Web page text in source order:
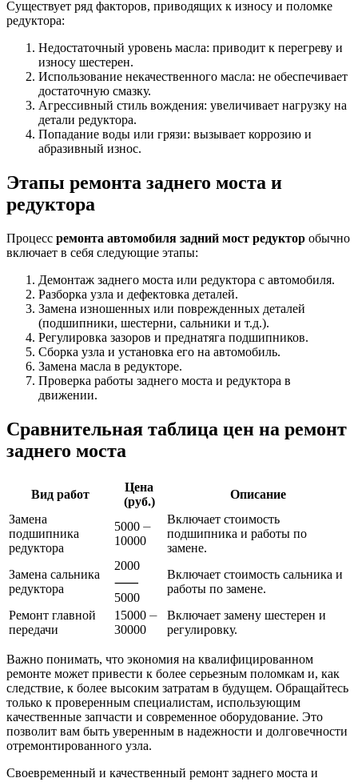
Существует ряд факторов, приводящих к износу и поломке
редуктора:
Недостаточный уровень масла: приводит к перегреву и
износу шестерен.
Использование некачественного масла: не обеспечивает
достаточную смазку.
Агрессивный стиль вождения: увеличивает нагрузку на
детали редуктора.
Попадание воды или грязи: вызывает коррозию и
абразивный износ.
Этапы ремонта заднего моста и
редуктора
Процесс ремонта автомобиля задний мост редуктор обычно
включает в себя следующие этапы:
Демонтаж заднего моста или редуктора с автомобиля.
Разборка узла и дефектовка деталей.
Замена изношенных или поврежденных деталей
(подшипники, шестерни, сальники и т.д.).
Регулировка зазоров и преднатяга подшипников.
Сборка узла и установка его на автомобиль.
Замена масла в редукторе.
Проверка работы заднего моста и редуктора в
движении.
Сравнительная таблица цен на ремонт
заднего моста
Вид работ
Цена
(руб.)
Описание
Замена
подшипника
редуктора
5000 ⏤
10000
Включает стоимость
подшипника и работы по
замене.
Замена сальника
редуктора
2000
⸺
5000
Включает стоимость сальника и
работы по замене.
Ремонт главной
передачи
15000 ⏤
30000
Включает замену шестерен и
регулировку.
Важно понимать, что экономия на квалифицированном
ремонте может привести к более серьезным поломкам и, как
следствие, к более высоким затратам в будущем. Обращайтесь
только к проверенным специалистам, использующим
качественные запчасти и современное оборудование. Это
позволит вам быть уверенным в надежности и долговечности
отремонтированного узла.
Своевременный и качественный ремонт заднего моста и